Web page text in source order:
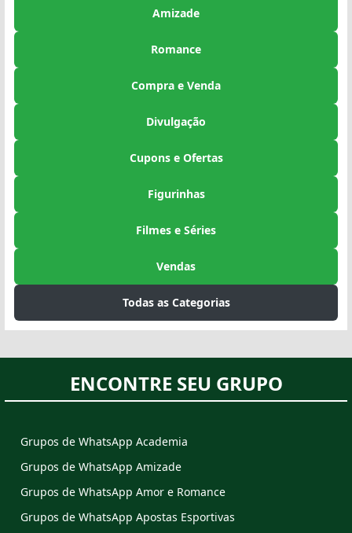
Amizade
Romance
Compra e Venda
Divulgação
Cupons e Ofertas
Figurinhas
Filmes e Séries
Vendas
Todas as Categorias
ENCONTRE SEU GRUPO
Grupos de WhatsApp Academia
Grupos de WhatsApp Amizade
Grupos de WhatsApp Amor e Romance
Grupos de WhatsApp Apostas Esportivas